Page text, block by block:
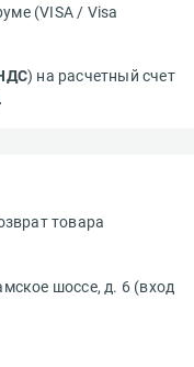
(VISA / Visa
) на расчетный счет
товара
шоссе, д. 6 (вход